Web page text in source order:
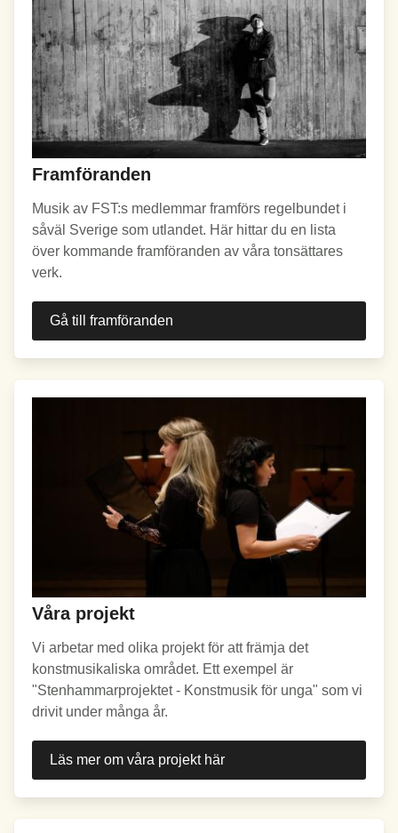
Framföranden
Musik av FST:s medlemmar framförs regelbundet i
såväl Sverige som utlandet. Här hittar du en lista
över kommande framföranden av våra tonsättares
verk.
Gå till framföranden
Våra projekt
Vi arbetar med olika projekt för att främja det
konstmusikaliska området. Ett exempel är
"Stenhammarprojektet - Konstmusik för unga" som vi
drivit under många år.
Läs mer om våra projekt här